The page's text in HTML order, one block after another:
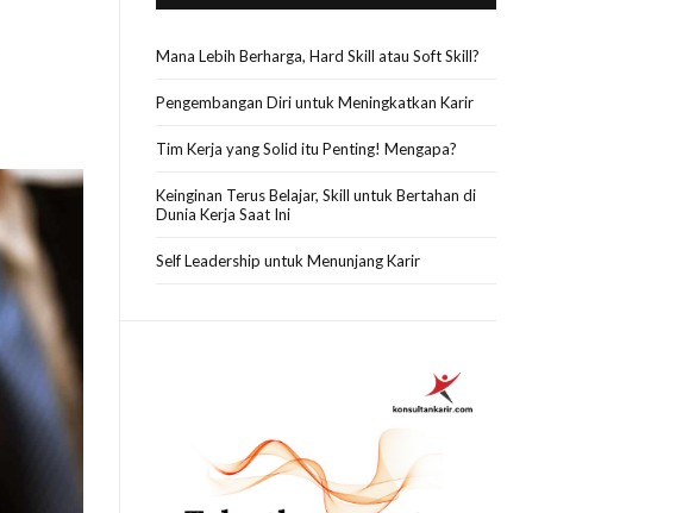
Mana Lebih Berharga, Hard Skill atau Soft Skill?
Pengembangan Diri untuk Meningkatkan Karir
Tim Kerja yang Solid itu Penting! Mengapa?
Keinginan Terus Belajar, Skill untuk Bertahan di
Dunia Kerja Saat Ini
Self Leadership untuk Menunjang Karir